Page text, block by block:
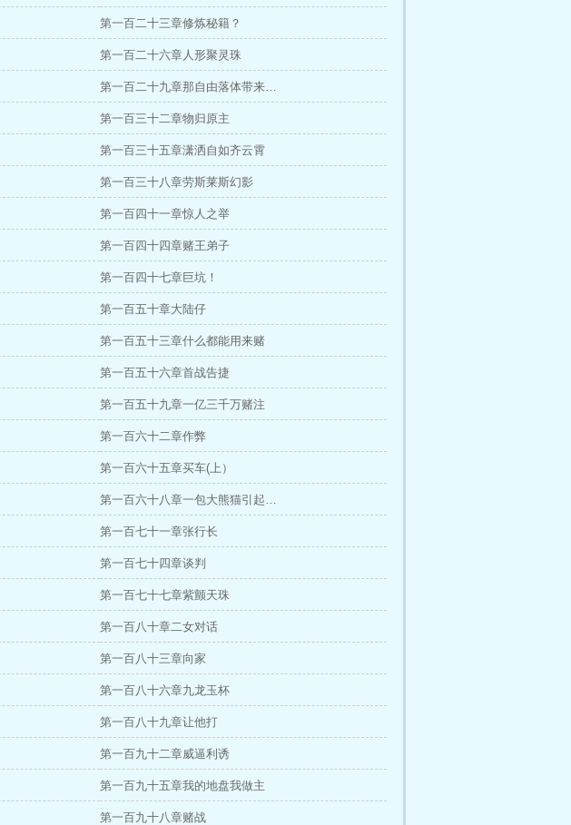
第一百二十三章修炼秘籍？
第一百二十六章人形聚灵珠
第一百二十九章那自由落体带来…
第一百三十二章物归原主
第一百三十五章潇洒自如齐云霄
第一百三十八章劳斯莱斯幻影
第一百四十一章惊人之举
第一百四十四章赌王弟子
第一百四十七章巨坑！
第一百五十章大陆仔
第一百五十三章什么都能用来赌
第一百五十六章首战告捷
第一百五十九章一亿三千万赌注
第一百六十二章作弊
第一百六十五章买车(上）
第一百六十八章一包大熊猫引起…
第一百七十一章张行长
第一百七十四章谈判
第一百七十七章紫颤天珠
第一百八十章二女对话
第一百八十三章向家
第一百八十六章九龙玉杯
第一百八十九章让他打
第一百九十二章威逼利诱
第一百九十五章我的地盘我做主
第一百九十八章赌战